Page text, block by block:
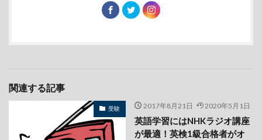
関連する記事
受験 2017年8月21日 2020年5月1日
英語学習にはNHKラジオ講座
が最適！英検1級合格者がオ